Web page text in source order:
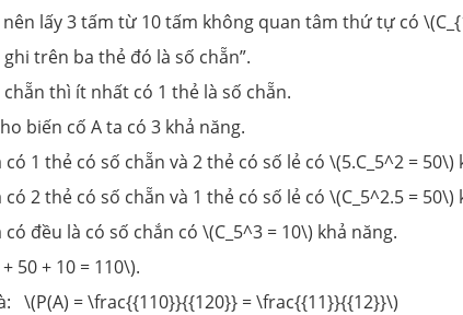
lấy 3 tấm từ 10 tấm không quan tâm thứ tự có
trên ba thẻ đó là số chẵn”.
thì ít nhất có 1 thẻ là số chẵn.
biến cố A ta có 3 khả năng.
1 thẻ có số chẵn và 2 thẻ có số lẻ có \(5.C_5^2 = 50\)
2 thẻ có số chẵn và 1 thẻ có số lẻ có \(C_5^2.5 = 50\)
đều là có số chắn có \(C_5^3 = 10\) khả năng.
50 + 10 = 110\).
\(P(A) = \frac{{110}}{{120}} = \frac{{11}}{{12}}\)